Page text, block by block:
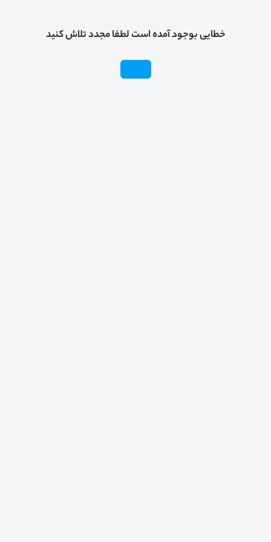
خطایی بوجود آمده است لطفا مجدد تلاش کنید